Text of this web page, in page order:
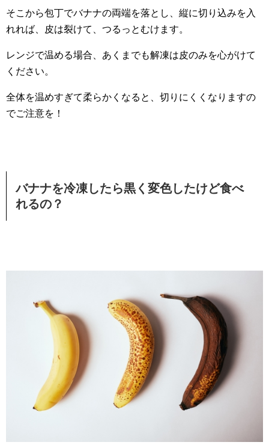
そこから包丁でバナナの両端を落とし、縦に切り込みを入
れれば、皮は裂けて、つるっとむけます。
レンジで温める場合、あくまでも解凍は皮のみを心がけて
ください。
全体を温めすぎて柔らかくなると、切りにくくなりますの
でご注意を！
バナナを冷凍したら黒く変色したけど食べ
れるの？